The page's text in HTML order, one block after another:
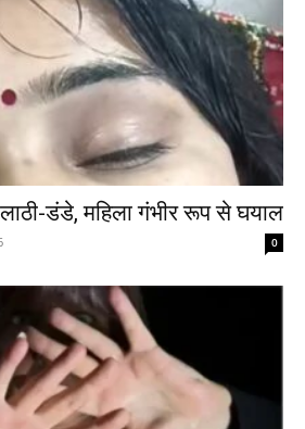
डंडे, महिला गंभीर रूप से घयाल
0